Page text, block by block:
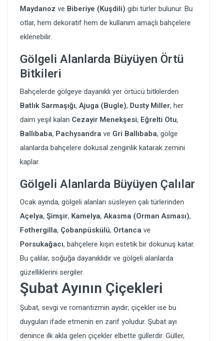
Maydanoz ve Biberiye (Kuşdili) gibi türler bulunur. Bu
otlar, hem dekoratif hem de kullanım amaçlı bahçelere
eklenebilir.
Gölgeli Alanlarda Büyüyen Örtü
Bitkileri
Bahçelerde gölgeye dayanıklı yer örtücü bitkilerden
Batlık Sarmaşığı, Ajuga (Bugle), Dusty Miller, her
daim yeşil kalan Cezayir Menekşesi, Eğrelti Otu,
Ballıbaba, Pachysandra ve Gri Ballıbaba, gölge
alanlarda bahçelere dokusal zenginlik katarak zemini
kaplar.
Gölgeli Alanlarda Büyüyen Çalılar
Ocak ayında, gölgeli alanları süsleyen çalı türlerinden
Açelya, Şimşir, Kamelya, Akasma (Orman Asması),
Fothergilla, Çobanpüskülü, Ortanca ve
Porsukağacı, bahçelere kışın estetik bir dokunuş katar.
Bu çalılar, soğuğa dayanıklıdır ve gölgeli alanlarda
güzelliklerini sergiler.
Şubat Ayının Çiçekleri
Şubat, sevgi ve romantizmin ayıdır; çiçekler ise bu
duyguları ifade etmenin en zarif yoludur. Şubat ayı
denince ilk akla gelen çiçekler elbette güllerdir. Güller,